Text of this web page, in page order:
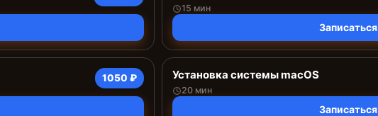
15 мин
Записаться
1050 ₽ Установка системы macOS
20 мин
Записаться